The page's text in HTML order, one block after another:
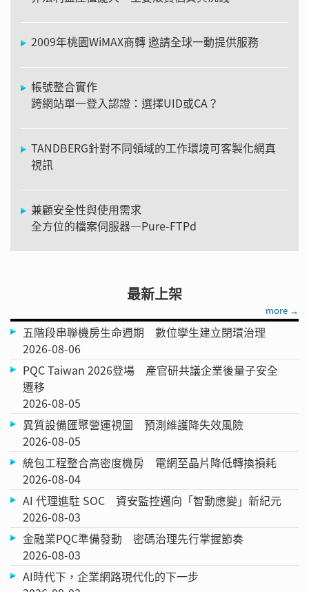
2009年桃園WiMAX商轉 邀請全球一動提供服務
帳號整合實作
跨網站單一登入認證：選擇UID或CA？
TANDBERG針對不同領域的工作環境可客製化網真
視訊
兼顧安全性與使用需求
全方位的檔案伺服器—Pure-FTPd
最新上架
more →
五階段串聯機房生命週期 數位孿生建立閉環治理
2026-08-06
PQC Taiwan 2026登場 產官研共議企業後量子安全
遷移
2026-08-05
異質設備匯聚營運視圖 預測維護降失效風險
2026-08-05
統包工程整合高密度機房 電網至晶片降低轉換損耗
2026-08-04
AI 代理進駐 SOC 資安監控邁向「智動應變」新紀元
2026-08-03
金融業PQC準備發動 密碼治理先行掌握節奏
2026-08-03
AI時代下，企業網路現代化的下一步